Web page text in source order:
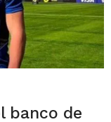
banco de